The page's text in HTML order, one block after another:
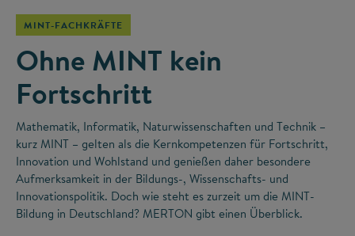
MINT-FACHKRÄFTE
Ohne MINT kein
Fortschritt
Mathematik, Informatik, Naturwissenschaften und Technik –
kurz MINT – gelten als die Kernkompetenzen für Fortschritt,
Innovation und Wohlstand und genießen daher besondere
Aufmerksamkeit in der Bildungs-, Wissenschafts- und
Innovationspolitik. Doch wie steht es zurzeit um die MINT-
Bildung in Deutschland? MERTON gibt einen Überblick.